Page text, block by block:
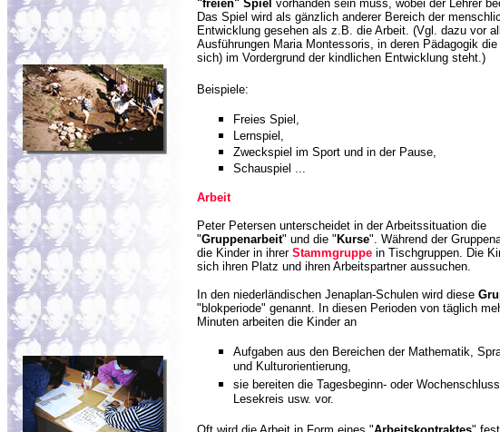
"freien" Spiel vorhanden sein muss, wobei der Lehrer
Das Spiel wird als gänzlich anderer Bereich der
Entwicklung gesehen als z.B. die Arbeit. (Vgl. dazu vor
Ausführungen Maria Montessoris, in deren Pädagogik die
sich) im Vordergrund der kindlichen Entwicklung steht.)
Beispiele:
Freies Spiel,
Lernspiel,
Zweckspiel im Sport und in der Pause,
Schauspiel ...
Arbeit
Peter Petersen unterscheidet in der Arbeitssituation die
"Gruppenarbeit" und die " Kurse". Während der
die Kinder in ihrer Stammgruppe in Tischgruppen. Die
sich ihren Platz und ihren Arbeitspartner aussuchen.
In den niederländischen Jenaplan-Schulen wird diese
"blokperiode" genannt. In diesen Perioden von täglich
Minuten arbeiten die Kinder an
Aufgaben aus den Bereichen der Mathematik,
und Kulturorientierung,
sie bereiten die Tagesbeginn- oder
Lesekreis usw. vor.